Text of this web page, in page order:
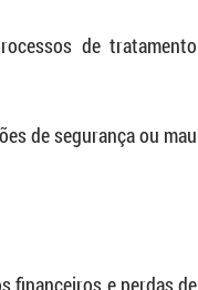
de tratamento
de segurança ou mau
financeiros e perdas de